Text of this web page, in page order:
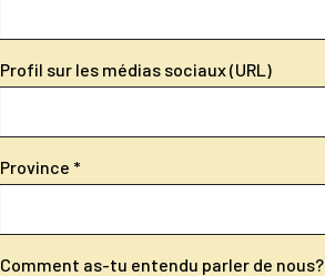
Profil sur les médias sociaux (URL)
Province
Comment as-tu entendu parler de nous?